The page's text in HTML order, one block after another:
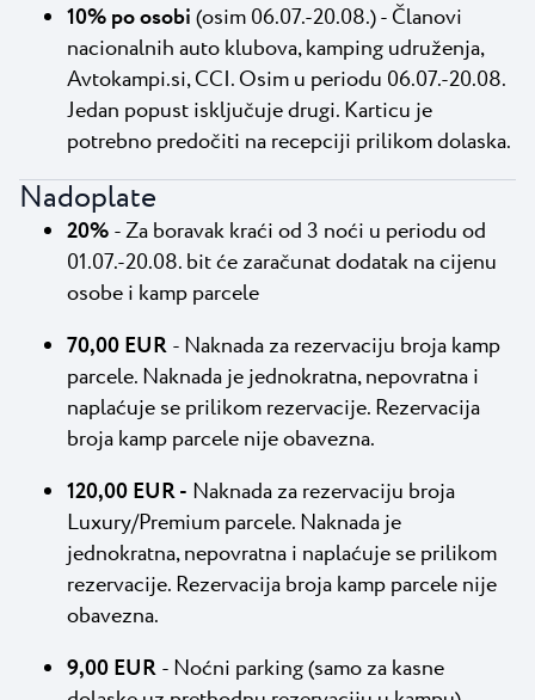
10% po osobi(osim 06.07.-20.08.) - Članovi
nacionalnih auto klubova, kamping udruženja,
Avtokampi.si, CCI. Osim u periodu 06.07.-20.08.
Jedan popust isključuje drugi. Karticu je
potrebno predočiti na recepciji prilikom dolaska.
Nadoplate
20%- Za boravak kraći od 3 noći u periodu od
01.07.-20.08. bit će zaračunat dodatak na cijenu
osobe i kamp parcele
70,00 EUR- Naknada za rezervaciju broja kamp
parcele. Naknada je jednokratna, nepovratna i
naplaćuje se prilikom rezervacije. Rezervacija
broja kamp parcele nije obavezna.
120,00 EUR - Naknada za rezervaciju broja
Luxury/Premium parcele. Naknada je
jednokratna, nepovratna i naplaćuje se prilikom
rezervacije. Rezervacija broja kamp parcele nije
obavezna.
9,00 EUR- Noćni parking (samo za kasne